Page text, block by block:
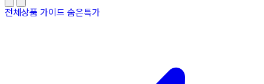
전체상품 가이드 숨은특가